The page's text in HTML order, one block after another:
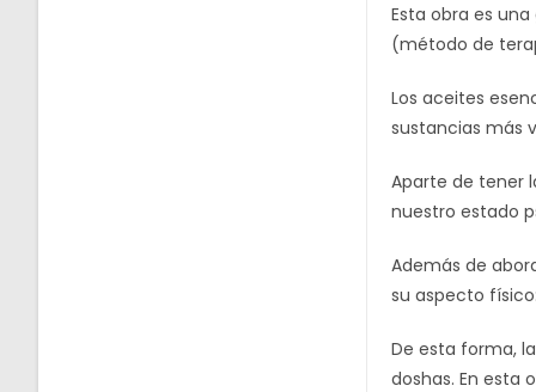
Esta obra es
(método de
Los aceites
sustancias más
Aparte de tener
nuestro estado
Además de
su aspecto
De esta forma,
doshas. En esta